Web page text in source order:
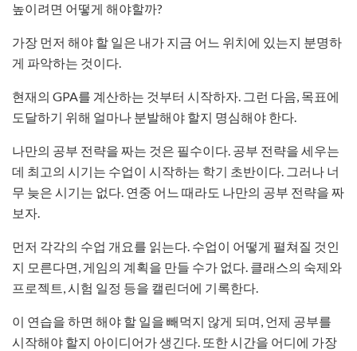
높이려면 어떻게 해야할까?
가장 먼저 해야 할 일은 내가 지금 어느 위치에 있는지 분명하
게 파악하는 것이다.
현재의 GPA를 계산하는 것부터 시작하자. 그런 다음, 목표에
도달하기 위해 얼마나 분발해야 할지 명심해야 한다.
나만의 공부 전략을 짜는 것은 필수이다. 공부 전략을 세우는
데 최고의 시기는 수업이 시작하는 학기 초반이다. 그러나 너
무 늦은 시기는 없다. 연중 어느 때라도 나만의 공부 전략을 짜
보자.
먼저 각각의 수업 개요를 읽는다. 수업이 어떻게 펼쳐질 것인
지 모른다면, 게임의 계획을 만들 수가 없다. 클래스의 숙제와
프로젝트, 시험 일정 등을 캘린더에 기록한다.
이 연습을 하면 해야 할 일을 빼먹지 않게 되며, 언제 공부를
시작해야 할지 아이디어가 생긴다. 또한 시간을 어디에 가장